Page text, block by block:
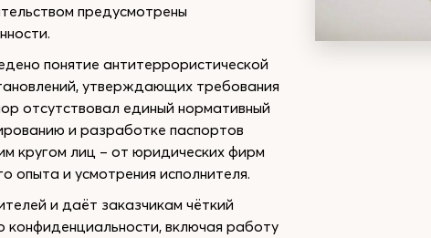
предусмотрены
понятие антитеррористической
утверждающих требования
отсутствовал единый нормативный
и разработке паспортов
кругом лиц – от юридических фирм
опыта и усмотрения исполнителя.
и даёт заказчикам чёткий
конфиденциальности, включая работу